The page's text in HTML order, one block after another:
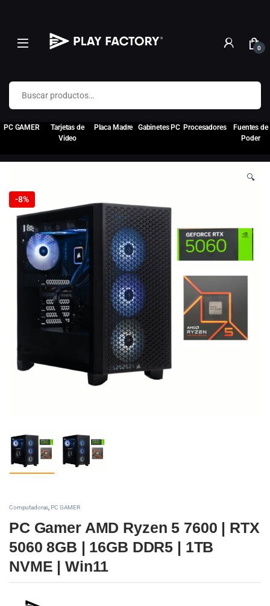
0
Buscar por:
PC GAMER
Tarjetas de
Video
Placa Madre Gabinetes PC Procesadores
Fuentes de
Poder
-8%
🔍
Computadoras ,PC GAMER
PC Gamer AMD Ryzen 5 7600 | RTX
5060 8GB | 16GB DDR5 | 1TB
NVME | Win11